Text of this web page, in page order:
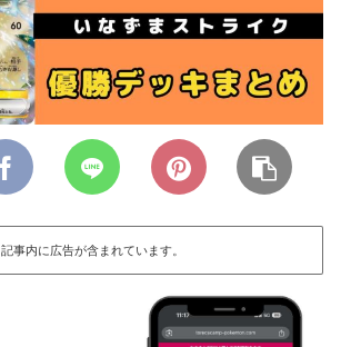
記事内に広告が含まれています。